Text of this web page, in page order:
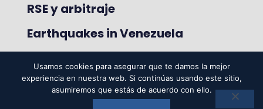
RSE y arbitraje
Earthquakes in Venezuela
© 2025. VenAmCham. Todos los
derechos reservados.
Usamos cookies para asegurar que te damos la mejor
experiencia en nuestra web. Si continúas usando este sitio,
asumiremos que estás de acuerdo con ello.